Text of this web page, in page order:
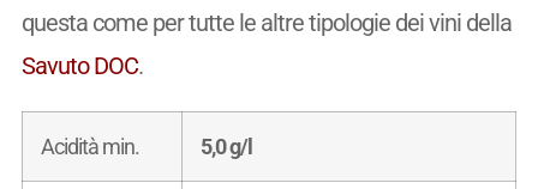
questa come per tutte le altre tipologie dei vini della
Savuto DOC.
Acidità min. 5,0 g/l